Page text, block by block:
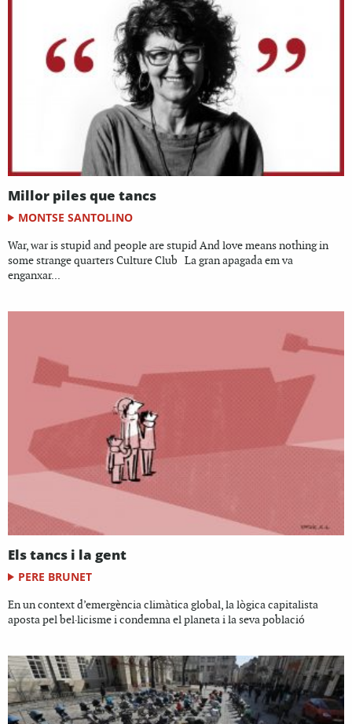
Millor piles que tancs
MONTSE SANTOLINO
War, war is stupid and people are stupid And love means nothing in
some strange quarters Culture Club La gran apagada em va
enganxar...
Els tancs i la gent
PERE BRUNET
En un context d’emergència climàtica global, la lògica capitalista
aposta pel bel·licisme i condemna el planeta i la seva població